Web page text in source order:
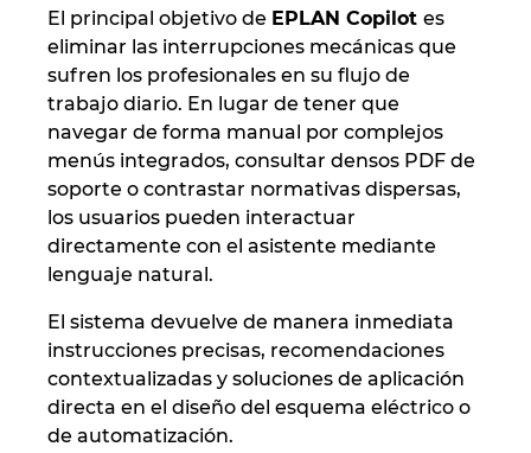
El principal objetivo de EPLAN Copilot es
eliminar las interrupciones mecánicas que
sufren los profesionales en su flujo de
trabajo diario. En lugar de tener que
navegar de forma manual por complejos
menús integrados, consultar densos PDF de
soporte o contrastar normativas dispersas,
los usuarios pueden interactuar
directamente con el asistente mediante
lenguaje natural.
El sistema devuelve de manera inmediata
instrucciones precisas, recomendaciones
contextualizadas y soluciones de aplicación
directa en el diseño del esquema eléctrico o
de automatización.
Norway
Peru
Philippines
Poland
Portugal
Romania
Serbia